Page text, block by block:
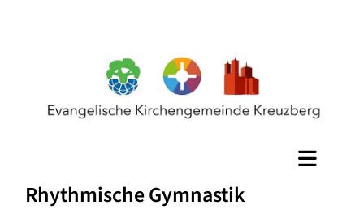
Rhythmische Gymnastik